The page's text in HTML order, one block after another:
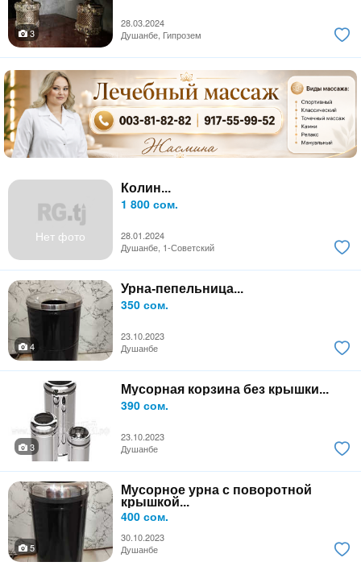
28.03.2024
3
Душанбе, Гипрозем
Нет фото
Колин...
1 800 сом.
28.01.2024
Душанбе, 1-Советский
Урна-пепельница...
350 сом.
23.10.2023
4
Душанбе
Мусорная корзина без крышки...
390 сом.
23.10.2023
3
Душанбе
Мусорное урна с поворотной
крышкой...
400 сом.
30.10.2023
5
Душанбе